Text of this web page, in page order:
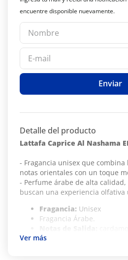
Enviar
Detalle del producto
Lattafa Caprice Al Nashama
- Fragancia unisex que combina
notas orientales con un toque
- Perfume árabe de alta
buscan una experiencia olfativa
Fragancia: Unisex
Fragancia Árabe.
bergamota y limón.